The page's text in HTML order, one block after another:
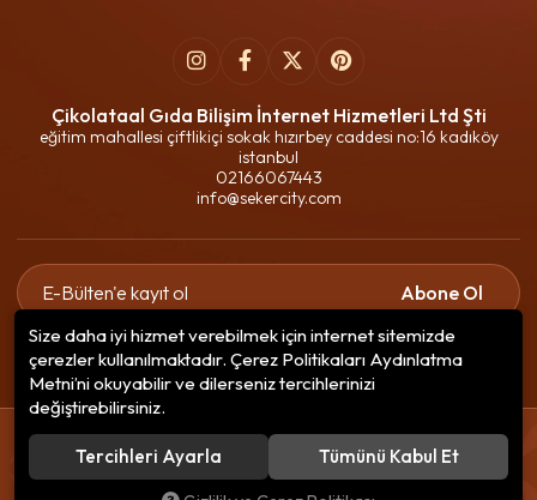
Çikolataal Gıda Bilişim İnternet Hizmetleri Ltd Şti
eğitim mahallesi çiftlikiçi sokak hızırbey caddesi no:16 kadıköy
istanbul
02166067443
info@sekercity.com
Abone Ol
Gizlilik politikasınıokudum ve elektronik posta almayı kabul
ediyorum.
© 2020Çikolataal Gıda Bilişim. Tüm hakları saklıdır.
256 BitSSLEncryption
Size daha iyi hizmet verebilmek için internet sitemizde
çerezler kullanılmaktadır. Çerez Politikaları Aydınlatma
Metni’ni okuyabilir ve dilerseniz tercihlerinizi
değiştirebilirsiniz.
Tercihleri Ayarla Tümünü Kabul Et